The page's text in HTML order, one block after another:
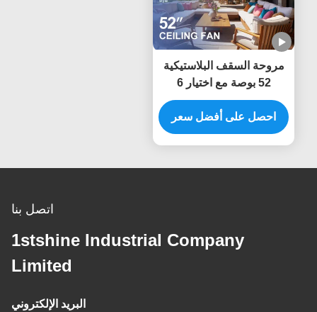
مروحة السقف البلاستيكية
52 بوصة مع اختيار 6
سرعات والتحكم عن بعد
الذكي لمصدر الطاقة
المستمرة
احصل على أفضل سعر
اتصل بنا
1stshine Industrial Company
Limited
البريد الإلكتروني